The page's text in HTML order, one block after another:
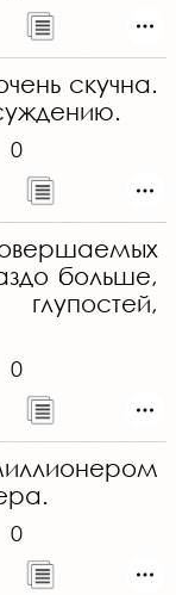
скучна.
0
больше,
0
0